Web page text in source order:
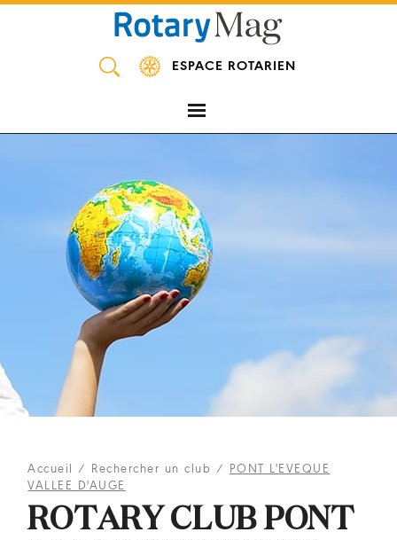
ESPACE ROTARIEN
Accueil / Rechercher un club / PONT L'EVEQUE
VALLEE D'AUGE
ROTARY CLUB PONT
Panneau de gestion des cookies